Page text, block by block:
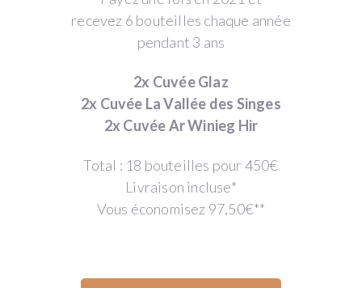
recevez 6 bouteilles chaque année
pendant 3 ans
2x Cuvée Glaz
2x Cuvée La Vallée des Singes
2x Cuvée Ar Winieg Hir
Total : 18 bouteilles pour 450€
Livraison incluse*
Vous économisez 97,50€**